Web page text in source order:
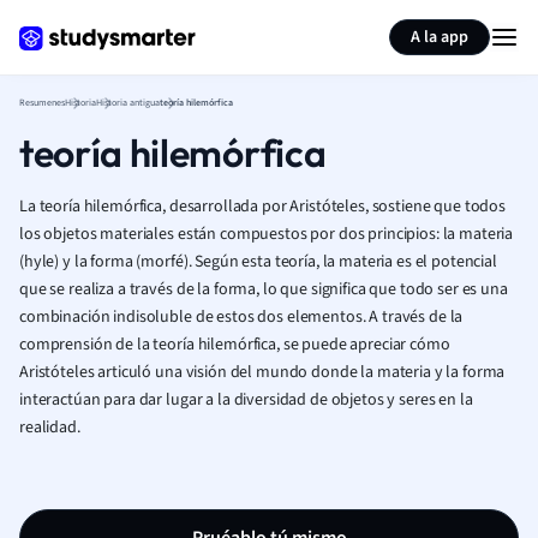
A la app
ResumenesHistoriaHistoria antiguateoría hilemórfica
teoría hilemórfica
La teoría hilemórfica, desarrollada por Aristóteles, sostiene que todos
los objetos materiales están compuestos por dos principios: la materia
(hyle) y la forma (morfé). Según esta teoría, la materia es el potencial
que se realiza a través de la forma, lo que significa que todo ser es una
combinación indisoluble de estos dos elementos. A través de la
comprensión de la teoría hilemórfica, se puede apreciar cómo
Aristóteles articuló una visión del mundo donde la materia y la forma
interactúan para dar lugar a la diversidad de objetos y seres en la
realidad.
Resumir página